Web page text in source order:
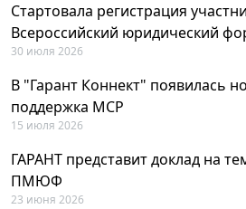
Стартовала регистрация
Всероссийский юридический
30 июля 2026
В "Гарант Коннект" появилась
поддержка MCP
15 июля 2026
ГАРАНТ представит доклад на
ПМЮФ
23 июня 2026